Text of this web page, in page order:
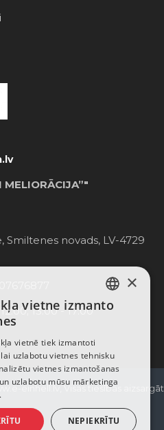
MELIORĀCIJA”"
Smiltenes novads, LV-4729
13:00 - 17:00
einhell.lv, Visas tiesības
LATVIAN
ENGLISH
×
vietne izmanto
vietnē tiek izmantoti
uzlabotu vietnes tehnisku
vietnes izmantošanas
uzlabotu mūsu mārketinga
NEPIEKRĪTU